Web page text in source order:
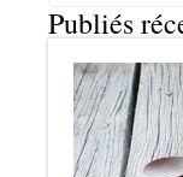
Publiés